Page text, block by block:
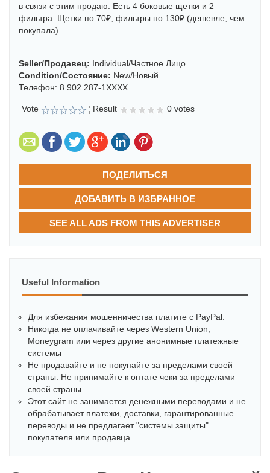
в связи с этим продаю. Есть 4 боковые щетки и 2
фильтра. Щетки по 70₽, фильтры по 130₽ (дешевле, чем
покупала).
Seller/продавец: Individual/частное Лицо
Condition/состояние: New/новый
Телефон: 8 902 287-1XXXX
Vote Result 0 votes
ПОДЕЛИТЬСЯ
ДОБАВИТЬ В ИЗБРАННОЕ
SEE ALL ADS FROM THIS ADVERTISER
Useful Information
Для избежания мошенничества платите с PayPal.
Никогда не оплачивайте через Western Union,
Moneygram или через другие анонимные платежные
системы
Не продавайте и не покупайте за пределами своей
страны. Не принимайте к оптате чеки за пределами
своей страны
Этот сайт не занимается денежными переводами и не
обрабатывает платежи, доставки, гарантированные
переводы и не предлагает "системы защиты"
покупателя или продавца